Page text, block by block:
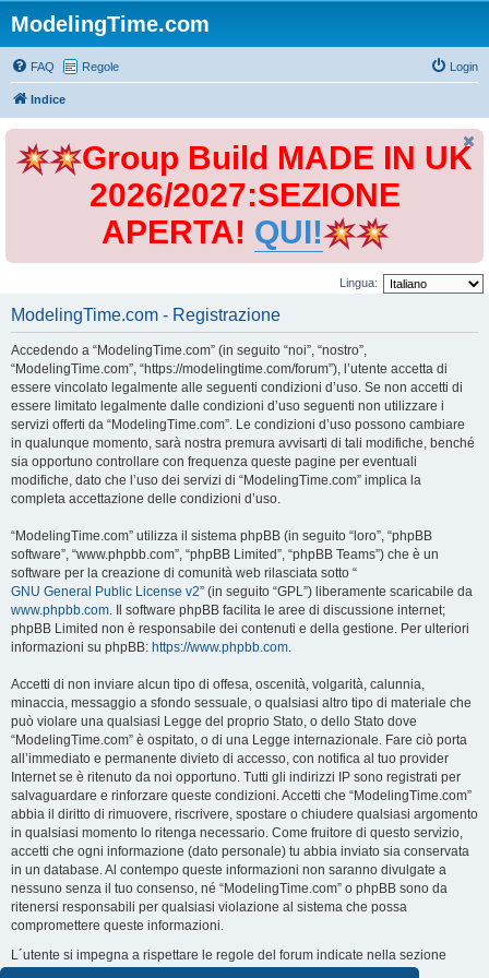
ModelingTime.com
FAQ Regole Login
Indice
Group Build MADE IN UK
2026/2027:SEZIONE
APERTA! QUI!
Lingua:
ModelingTime.com - Registrazione
Accedendo a “ModelingTime.com” (in seguito “noi”, “nostro”,
“ModelingTime.com”, “https://modelingtime.com/forum”), l’utente accetta di
essere vincolato legalmente alle seguenti condizioni d’uso. Se non accetti di
essere limitato legalmente dalle condizioni d’uso seguenti non utilizzare i
servizi offerti da “ModelingTime.com”. Le condizioni d’uso possono cambiare
in qualunque momento, sarà nostra premura avvisarti di tali modifiche, benché
sia opportuno controllare con frequenza queste pagine per eventuali
modifiche, dato che l’uso dei servizi di “ModelingTime.com” implica la
completa accettazione delle condizioni d’uso.
“ModelingTime.com” utilizza il sistema phpBB (in seguito “loro”, “phpBB
software”, “www.phpbb.com”, “phpBB Limited”, “phpBB Teams”) che è un
software per la creazione di comunità web rilasciata sotto “
GNU General Public License v2” (in seguito “GPL”) liberamente scaricabile da
www.phpbb.com. Il software phpBB facilita le aree di discussione internet;
phpBB Limited non è responsabile dei contenuti e della gestione. Per ulteriori
informazioni su phpBB: https://www.phpbb.com.
Accetti di non inviare alcun tipo di offesa, oscenità, volgarità, calunnia,
minaccia, messaggio a sfondo sessuale, o qualsiasi altro tipo di materiale che
può violare una qualsiasi Legge del proprio Stato, o dello Stato dove
“ModelingTime.com” è ospitato, o di una Legge internazionale. Fare ciò porta
all’immediato e permanente divieto di accesso, con notifica al tuo provider
Internet se è ritenuto da noi opportuno. Tutti gli indirizzi IP sono registrati per
salvaguardare e rinforzare queste condizioni. Accetti che “ModelingTime.com”
abbia il diritto di rimuovere, riscrivere, spostare o chiudere qualsiasi argomento
in qualsiasi momento lo ritenga necessario. Come fruitore di questo servizio,
accetti che ogni informazione (dato personale) tu abbia inviato sia conservata
in un database. Al contempo queste informazioni non saranno divulgate a
nessuno senza il tuo consenso, né “ModelingTime.com” o phpBB sono da
ritenersi responsabili per qualsiasi violazione al sistema che possa
compromettere queste informazioni.
L´utente si impegna a rispettare le regole del forum indicate nella sezione